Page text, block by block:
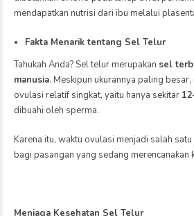
permukaan ovarium.
komplikasi tertentu, dokter mungkin akan
lebih lanjut.
Jangan Langsung Khawatir
Memiliki kista ovarium bukan berarti Anda
diagnosis yang tepat, pemantauan rutin,